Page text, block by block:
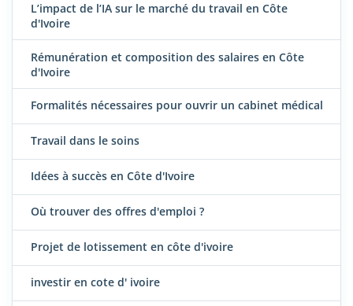
L’impact de l’IA sur le marché du travail en Côte
d'Ivoire
Rémunération et composition des salaires en Côte
d'Ivoire
Formalités nécessaires pour ouvrir un cabinet médical
Travail dans le soins
Idées à succès en Côte d'Ivoire
Où trouver des offres d'emploi ?
Projet de lotissement en côte d'ivoire
investir en cote d' ivoire